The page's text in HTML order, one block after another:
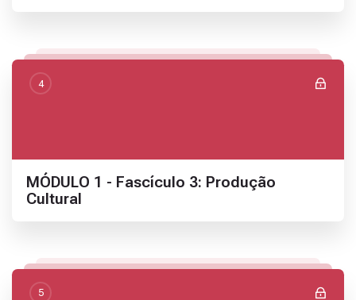
4
Nome da seção
MÓDULO 1 - Fascículo 3: Produção
Cultural
5